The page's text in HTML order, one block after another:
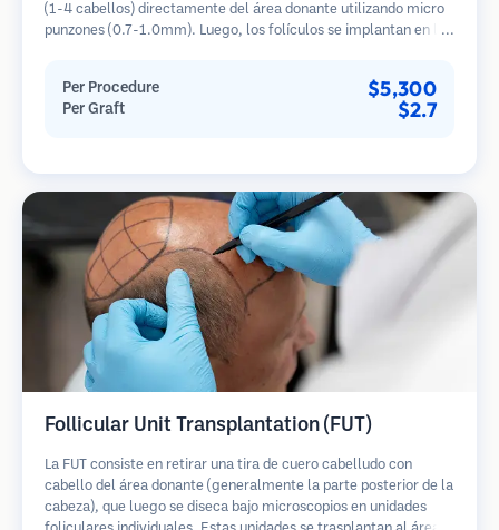
(1-4 cabellos) directamente del área donante utilizando micro
punzones (0.7-1.0mm). Luego, los folículos se implantan en las
en comparación con los métodos de extracción de tiras.
Per Procedure $5,300
Per Graft $2.7
Follicular Unit Transplantation (FUT)
La FUT consiste en retirar una tira de cuero cabelludo con
cabello del área donante (generalmente la parte posterior de la
cabeza), que luego se diseca bajo microscopios en unidades